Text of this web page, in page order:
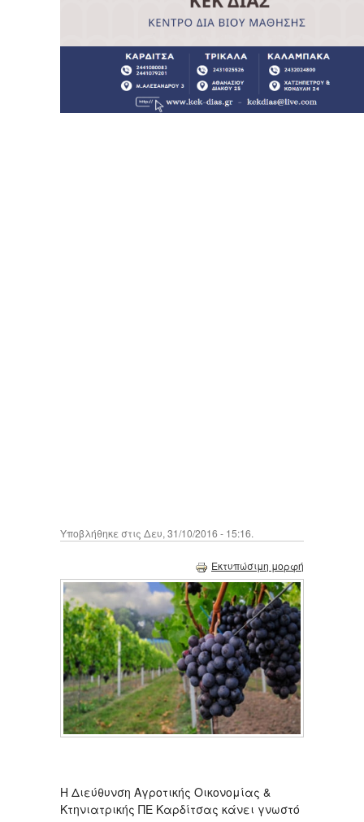
Υποβλήθηκε στις Δευ, 31/10/2016 - 15:16.
Εκτυπώσιμη μορφή
Η Διεύθυνση Αγροτικής Οικονομίας &
Κτηνιατρικής ΠΕ Καρδίτσας κάνει γνωστό